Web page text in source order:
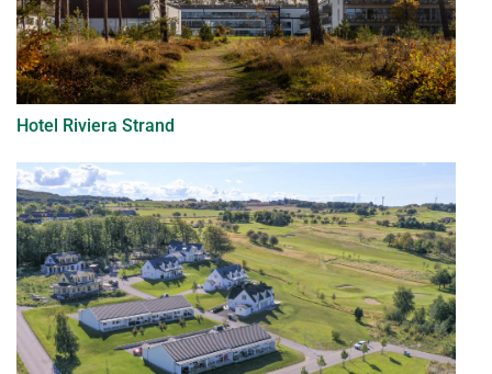
Hotel Riviera Strand